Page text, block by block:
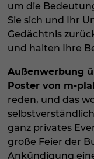
um die
Sie sich und Ihr
Gedächtnis
und halten Ihre
Außenwerbung
Poster von m-
reden, und das
ganz privates
große Feier der
Ankündigung